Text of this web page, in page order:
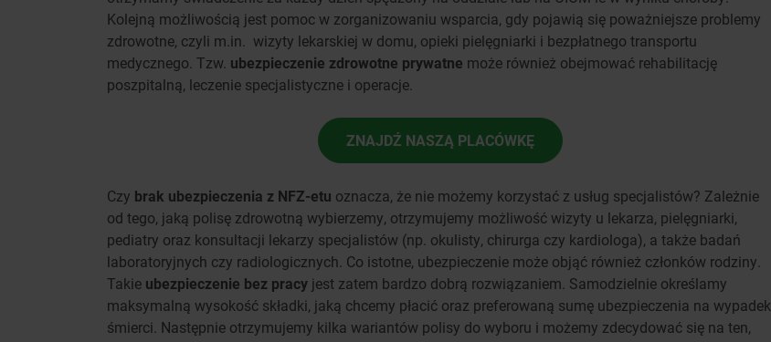
Kolejną możliwością jest pomoc w zorganizowaniu wsparcia, gdy pojawią się poważniejsze problemy
zdrowotne, czyli m.in. wizyty lekarskiej w domu, opieki pielęgniarki i bezpłatnego transportu
medycznego. Tzw. ubezpieczenie zdrowotne prywatne może również obejmować rehabilitację
poszpitalną, leczenie specjalistyczne i operacje.
ZNAJDŹ NASZĄ PLACÓWKĘ
Czy brak ubezpieczenia z NFZ-etu oznacza, że nie możemy korzystać z usług specjalistów? Zależnie
od tego, jaką polisę zdrowotną wybierzemy, otrzymujemy możliwość wizyty u lekarza, pielęgniarki,
pediatry oraz konsultacji lekarzy specjalistów (np. okulisty, chirurga czy kardiologa), a także badań
laboratoryjnych czy radiologicznych. Co istotne, ubezpieczenie może objąć również członków rodziny.
Takie ubezpieczenie bez pracy jest zatem bardzo dobrą rozwiązaniem. Samodzielnie określamy
maksymalną wysokość składki, jaką chcemy płacić oraz preferowaną sumę ubezpieczenia na wypadek
śmierci. Następnie otrzymujemy kilka wariantów polisy do wyboru i możemy zdecydować się na ten,